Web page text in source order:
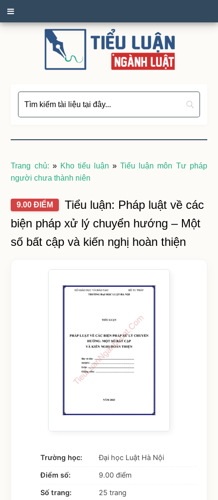
Trang chủ: » Kho tiểu luận »Tiểu luận môn Tư pháp
người chưa thành niên
9.00 ĐIỂM
Tiểu luận: Pháp luật về các
biện pháp xử lý chuyển hướng – Một
số bất cập và kiến nghị hoàn thiện
Trường học:
Đại học Luật Hà Nội
Điểm số:
9.00 điểm
Số trang:
25 trang